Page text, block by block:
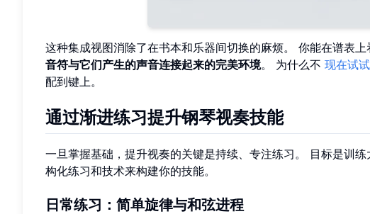
这种集成视图消除了在书本和乐器间切换的麻烦。 你能在谱表
音符与它们产生的声音连接起来的完美环境。 为什么不 现在试试
配到键上。
通过渐进练习提升钢琴视奏技能
一旦掌握基础，提升视奏的关键是持续、专注练习。 目标是训
构化练习和技术来构建你的技能。
日常练习：简单旋律与和弦进程